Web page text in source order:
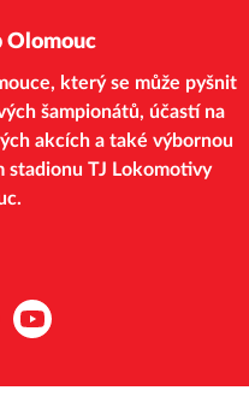
který se může pyšnit
šampionátů, účastí na
akcích a také výbornou
stadionu TJ Lokomotivy
YouTube